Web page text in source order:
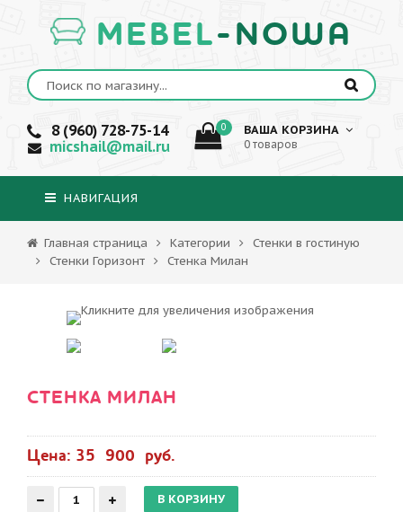
MEBEL-NOWA
8 (960) 728-75-14
micshail@mail.ru
0 ВАША КОРЗИНА
0 товаров
НАВИГАЦИЯ
Главная страница Категории
Стенки в гостиную
Стенки Горизонт
Стенка Милан
СТЕНКА МИЛАН
Цена: 35 900 руб.